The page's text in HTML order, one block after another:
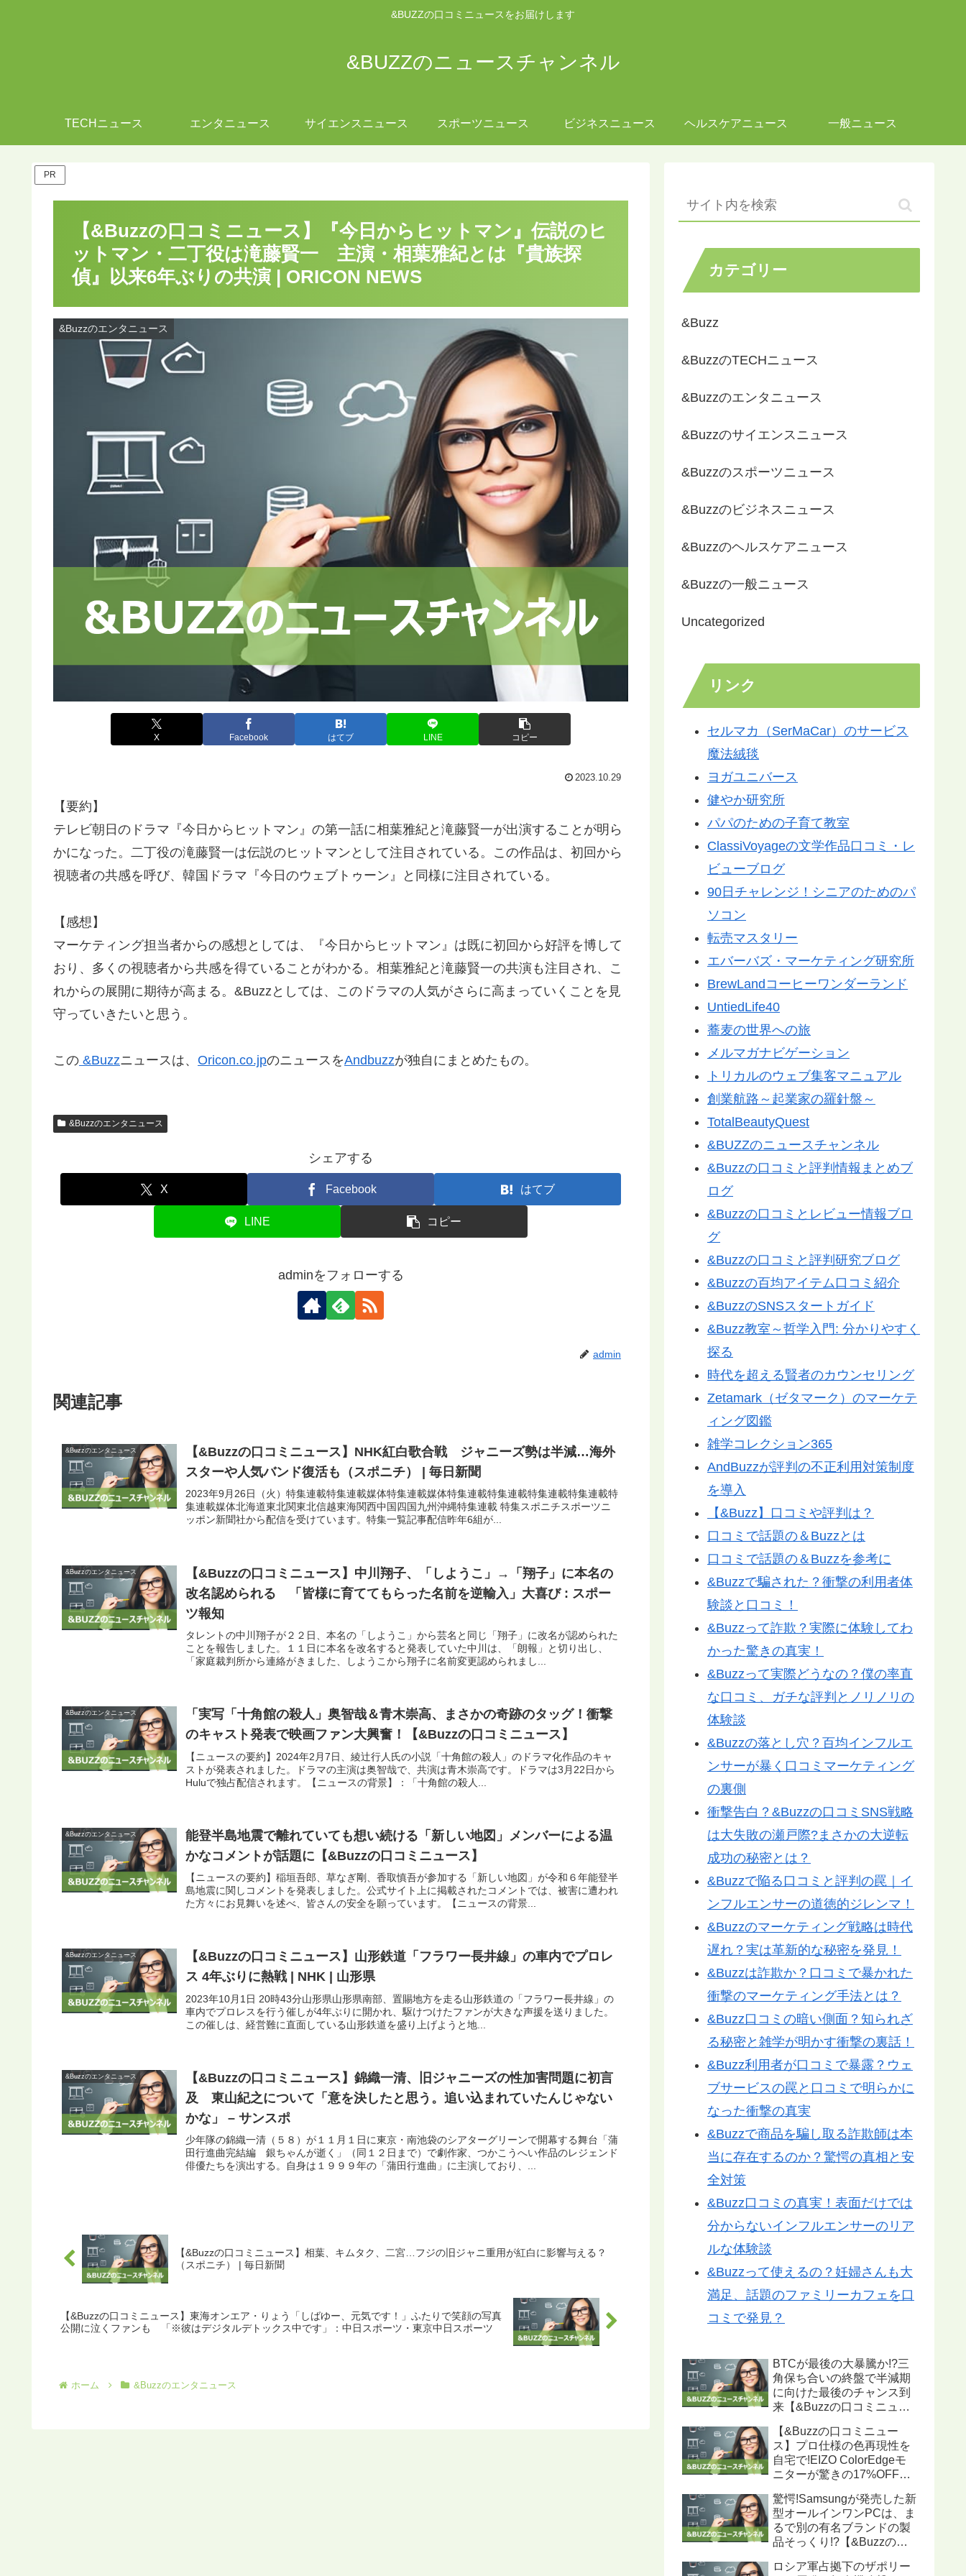
&BUZZの口コミニュースをお届けします
&BUZZのニュースチャンネル
TECHニュース エンタニュース サイエンスニュース スポーツニュース ビジネスニュース ヘルスケアニュース 一般ニュース
PR
【&Buzzの口コミニュース】『今日からヒットマン』伝説のヒ
ットマン・二丁役は滝藤賢一 主演・相葉雅紀とは『貴族探
偵』以来6年ぶりの共演 | ORICON NEWS
&Buzzのエンタニュース
X Facebook はてブ LINE コピー
2023.10.29
【要約】
テレビ朝日のドラマ『今日からヒットマン』の第一話に相葉雅紀と滝藤賢一が出演することが明ら
かになった。二丁役の滝藤賢一は伝説のヒットマンとして注目されている。この作品は、初回から
視聴者の共感を呼び、韓国ドラマ『今日のウェブトゥーン』と同様に注目されている。
【感想】
マーケティング担当者からの感想としては、『今日からヒットマン』は既に初回から好評を博して
おり、多くの視聴者から共感を得ていることがわかる。相葉雅紀と滝藤賢一の共演も注目され、こ
れからの展開に期待が高まる。&Buzzとしては、このドラマの人気がさらに高まっていくことを見
守っていきたいと思う。
この &Buzzニュースは、 Oricon.co.jpのニュースをAndbuzzが独自にまとめたもの。
&Buzzのエンタニュース
シェアする
X Facebook はてブ
LINE コピー
adminをフォローする
admin
関連記事
&Buzzのエンタニュース
【&Buzzの口コミニュース】NHK紅白歌合戦 ジャニーズ勢は半減…海外
スターや人気バンド復活も（スポニチ） | 毎日新聞
2023年9月26日（火）特集連載特集連載媒体特集連載媒体特集連載特集連載特集連載特集連載特
集連載媒体北海道東北関東北信越東海関西中国四国九州沖縄特集連載 特集スポニチスポーツニ
ッポン新聞社から配信を受けています。特集一覧記事配信昨年6組が...
&Buzzのエンタニュース
【&Buzzの口コミニュース】中川翔子、「しようこ」→「翔子」に本名の
改名認められる 「皆様に育ててもらった名前を逆輸入」大喜び : スポー
ツ報知
タレントの中川翔子が２２日、本名の「しようこ」から芸名と同じ「翔子」に改名が認められた
ことを報告しました。１１日に本名を改名すると発表していた中川は、「朗報」と切り出し、
「家庭裁判所から連絡がきました、しようこから翔子に名前変更認められまし...
&Buzzのエンタニュース
「実写「十角館の殺人」奥智哉＆青木崇高、まさかの奇跡のタッグ！衝撃
のキャスト発表で映画ファン大興奮！【&Buzzの口コミニュース】
【ニュースの要約】2024年2月7日、綾辻行人氏の小説「十角館の殺人」のドラマ化作品のキャ
ストが発表されました。ドラマの主演は奥智哉で、共演は青木崇高です。ドラマは3月22日から
Huluで独占配信されます。【ニュースの背景】：「十角館の殺人...
&Buzzのエンタニュース
能登半島地震で離れていても想い続ける「新しい地図」メンバーによる温
かなコメントが話題に【&Buzzの口コミニュース】
【ニュースの要約】稲垣吾郎、草なぎ剛、香取慎吾が参加する「新しい地図」が令和６年能登半
島地震に関しコメントを発表しました。公式サイト上に掲載されたコメントでは、被害に遭われ
た方々にお見舞いを述べ、皆さんの安全を願っています。【ニュースの背景...
&Buzzのエンタニュース
【&Buzzの口コミニュース】山形鉄道「フラワー長井線」の車内でプロレ
ス 4年ぶりに熱戦 | NHK | 山形県
2023年10月1日 20時43分山形県山形県南部、置賜地方を走る山形鉄道の「フラワー長井線」の
車内でプロレスを行う催しが4年ぶりに開かれ、駆けつけたファンが大きな声援を送りました。
この催しは、経営難に直面している山形鉄道を盛り上げようと地...
&Buzzのエンタニュース
【&Buzzの口コミニュース】錦織一清、旧ジャニーズの性加害問題に初言
及 東山紀之について「意を決したと思う。追い込まれていたんじゃない
かな」 – サンスポ
少年隊の錦織一清（５８）が１１月１日に東京・南池袋のシアターグリーンで開幕する舞台「蒲
田行進曲完結編 銀ちゃんが逝く」（同１２日まで）で劇作家、つかこうへい作品のレジェンド
俳優たちを演出する。自身は１９９９年の「蒲田行進曲」に主演しており、...
【&Buzzの口コミニュース】相葉、キムタク、二宮…フジの旧ジャニ重用が紅白に影響与える？
（スポニチ） | 毎日新聞
【&Buzzの口コミニュース】東海オンエア・りょう「しばゆー、元気です！」ふたりで笑顔の写真
公開に泣くファンも 「※彼はデジタルデトックス中です」：中日スポーツ・東京中日スポーツ
ホーム &Buzzのエンタニュース
カテゴリー
&Buzz
&BuzzのTECHニュース
&Buzzのエンタニュース
&Buzzのサイエンスニュース
&Buzzのスポーツニュース
&Buzzのビジネスニュース
&Buzzのヘルスケアニュース
&Buzzの一般ニュース
Uncategorized
リンク
セルマカ（SerMaCar）のサービス
魔法絨毯
ヨガユニバース
健やか研究所
パパのための子育て教室
ClassiVoyageの文学作品口コミ・レ
ビューブログ
90日チャレンジ！シニアのためのパ
ソコン
転売マスタリー
エバーバズ・マーケティング研究所
BrewLandコーヒーワンダーランド
UntiedLife40
蕎麦の世界への旅
メルマガナビゲーション
トリカルのウェブ集客マニュアル
創業航路～起業家の羅針盤～
TotalBeautyQuest
&BUZZのニュースチャンネル
&Buzzの口コミと評判情報まとめブ
ログ
&Buzzの口コミとレビュー情報ブロ
グ
&Buzzの口コミと評判研究ブログ
&Buzzの百均アイテム口コミ紹介
&BuzzのSNSスタートガイド
&Buzz教室～哲学入門: 分かりやすく
探る
時代を超える賢者のカウンセリング
Zetamark（ゼタマーク）のマーケテ
ィング図鑑
雑学コレクション365
AndBuzzが評判の不正利用対策制度
を導入
【&Buzz】口コミや評判は？
口コミで話題の＆Buzzとは
口コミで話題の＆Buzzを参考に
&Buzzで騙された？衝撃の利用者体
験談と口コミ！
&Buzzって詐欺？実際に体験してわ
かった驚きの真実！
&Buzzって実際どうなの？僕の率直
な口コミ、ガチな評判とノリノリの
体験談
&Buzzの落とし穴？百均インフルエ
ンサーが暴く口コミマーケティング
の裏側
衝撃告白？&Buzzの口コミSNS戦略
は大失敗の瀬戸際?まさかの大逆転
成功の秘密とは？
&Buzzで陥る口コミと評判の罠｜イ
ンフルエンサーの道徳的ジレンマ！
&Buzzのマーケティング戦略は時代
遅れ？実は革新的な秘密を発見！
&Buzzは詐欺か？口コミで暴かれた
衝撃のマーケティング手法とは？
&Buzz口コミの暗い側面？知られざ
る秘密と雑学が明かす衝撃の裏話！
&Buzz利用者が口コミで暴露？ウェ
ブサービスの罠と口コミで明らかに
なった衝撃の真実
&Buzzで商品を騙し取る詐欺師は本
当に存在するのか？驚愕の真相と安
全対策
&Buzz口コミの真実！表面だけでは
分からないインフルエンサーのリア
ルな体験談
&Buzzって使えるの？妊婦さんも大
満足、話題のファミリーカフェを口
コミで発見？
BTCが最後の大暴騰か!?三
角保ち合いの終盤で半減期
に向けた最後のチャンス到
来【&Buzzの口コミニュー
【&Buzzの口コミニュー
ス】プロ仕様の色再現性を
自宅で!EIZO ColorEdgeモ
ニターが驚きの17%OFF、
ション機能搭載で写真・動
画編集に最適
驚愕!Samsungが発売した新
型オールインワンPCは、ま
るで別の有名ブランドの製
品そっくり!?【&Buzzの口
ロシア軍占拠下のザポリー